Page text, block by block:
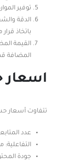
توفير
الدقة
باتخاذ
القيمة
المضافة
اسعار
تتفاوت أسعار
عدد
جودة